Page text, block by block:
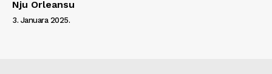
Nju Orleansu
3. Januara 2025.